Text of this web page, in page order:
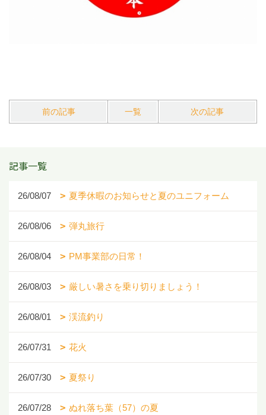
前の記事 一覧 次の記事
記事一覧
26/08/07 夏季休暇のお知らせと夏のユニフォーム
26/08/06 弾丸旅行
26/08/04 PM事業部の日常！
26/08/03 厳しい暑さを乗り切りましょう！
26/08/01 渓流釣り
26/07/31 花火
26/07/30 夏祭り
26/07/28 ぬれ落ち葉（57）の夏